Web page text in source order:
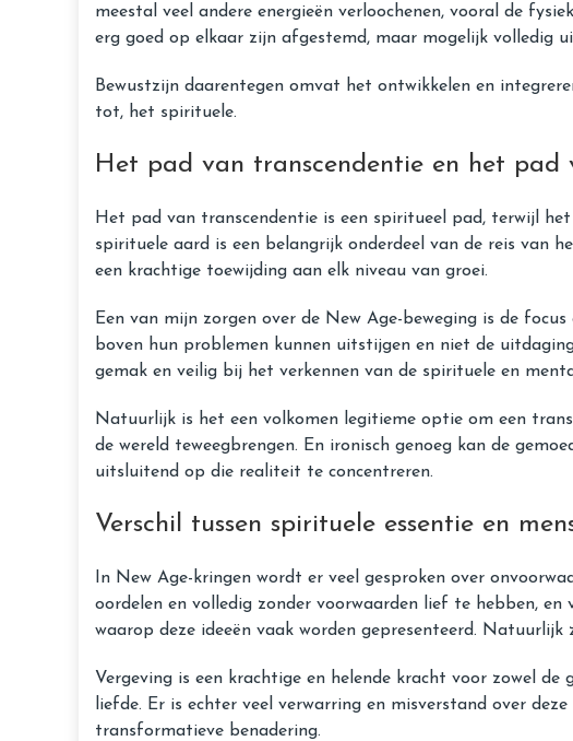
meestal veel andere energieën verloochenen, vooral de
erg goed op elkaar zijn afgestemd, maar mogelijk volledig
Bewustzijn daarentegen omvat het ontwikkelen en
tot, het spirituele.
Het pad van transcendentie en het pad
Het pad van transcendentie is een spiritueel pad, terwijl
spirituele aard is een belangrijk onderdeel van de reis van
een krachtige toewijding aan elk niveau van groei.
Een van mijn zorgen over de New Age-beweging is de
boven hun problemen kunnen uitstijgen en niet de
gemak en veilig bij het verkennen van de spirituele en
Natuurlijk is het een volkomen legitieme optie om een
de wereld teweegbrengen. En ironisch genoeg kan de
uitsluitend op die realiteit te concentreren.
Verschil tussen spirituele essentie en
In New Age-kringen wordt er veel gesproken over
oordelen en volledig zonder voorwaarden lief te hebben,
waarop deze ideeën vaak worden gepresenteerd.
Vergeving is een krachtige en helende kracht voor zowel
liefde. Er is echter veel verwarring en misverstand over
transformatieve benadering.